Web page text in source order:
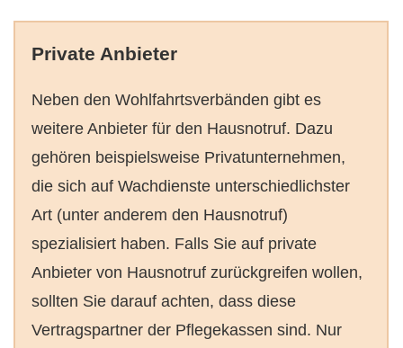
Private Anbieter
Neben den Wohlfahrtsverbänden gibt es
weitere Anbieter für den Hausnotruf. Dazu
gehören beispielsweise Privatunternehmen,
die sich auf Wachdienste unterschiedlichster
Art (unter anderem den Hausnotruf)
spezialisiert haben. Falls Sie auf private
Anbieter von Hausnotruf zurückgreifen wollen,
sollten Sie darauf achten, dass diese
Vertragspartner der Pflegekassen sind. Nur